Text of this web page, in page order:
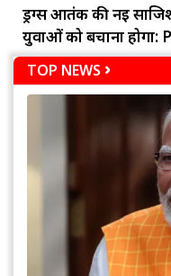
ड्रग्स आतंक की नई
युवाओं को बचाना होगा:
TOP NEWS